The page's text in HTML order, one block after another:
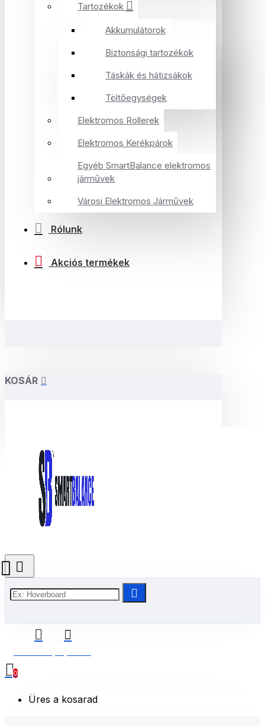
Tartozékok
Akkumulátorok
Biztonsági tartozékok
Táskák és hátizsákok
Töltőegységek
Elektromos Rollerek
Elektromos Kerékpárok
Egyéb SmartBalance elektromos
járművek
Városi Elektromos Járművek
Rólunk
Akciós termékek
KOSÁR
0
Üres a kosarad